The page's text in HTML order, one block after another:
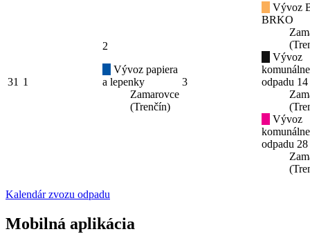
31 1
2
Vývoz papiera
a lepenky
Zamarovce
(Trenčín)
3
Vývoz
BRKO
Vývoz
odpadu
Vývoz
odpadu
Kalendár zvozu odpadu
Mobilná aplikácia